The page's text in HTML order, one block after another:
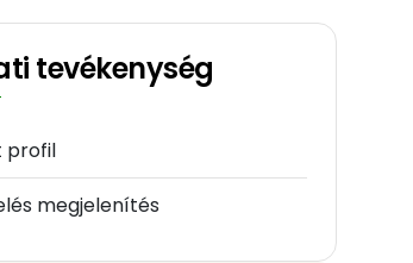
tevékenység
profil
megjelenítés